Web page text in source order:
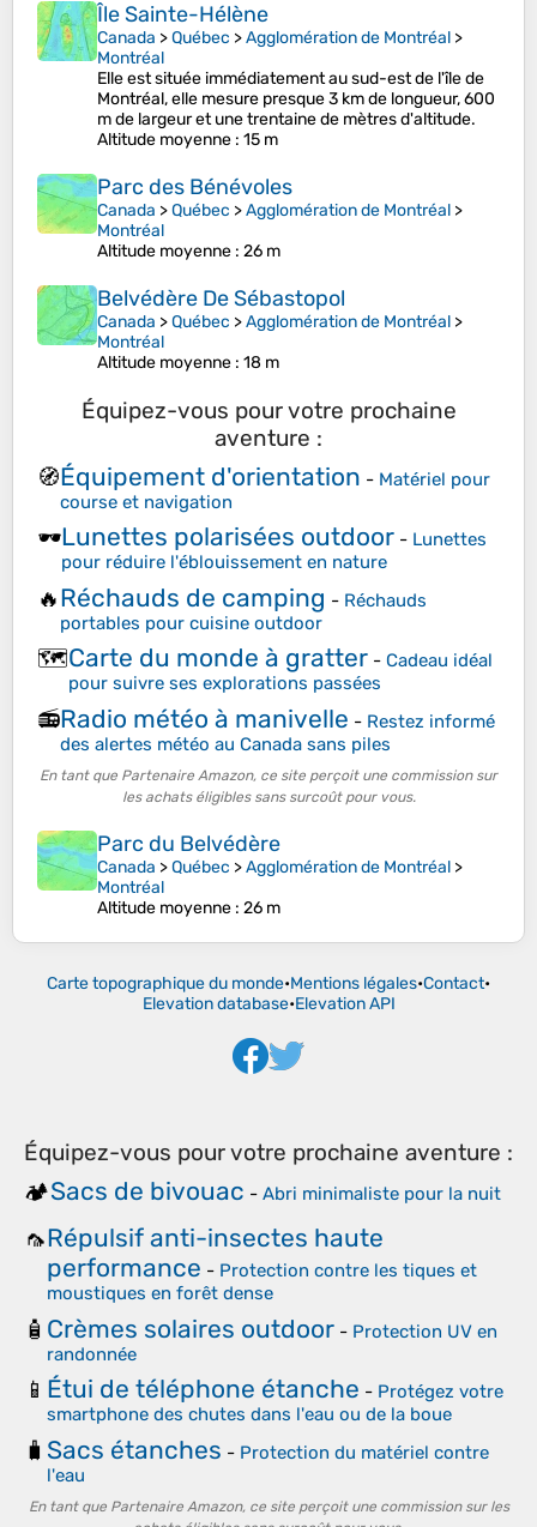
Île Sainte-Hélène
Canada >Québec >Agglomération de Montréal >
Montréal
Elle est située immédiatement au sud-est de l'île de
Montréal, elle mesure presque 3 km de longueur, 600
m de largeur et une trentaine de mètres d'altitude.
Altitude moyenne : 15 m
Parc des Bénévoles
Canada >Québec >Agglomération de Montréal >
Montréal
Altitude moyenne : 26 m
Belvédère De Sébastopol
Canada >Québec >Agglomération de Montréal >
Montréal
Altitude moyenne : 18 m
Équipez-vous pour votre prochaine
aventure :
🧭Équipement d'orientation - Matériel pour
course et navigation
🕶️Lunettes polarisées outdoor - Lunettes
pour réduire l'éblouissement en nature
🔥Réchauds de camping - Réchauds
portables pour cuisine outdoor
🗺️Carte du monde à gratter - Cadeau idéal
pour suivre ses explorations passées
📻Radio météo à manivelle - Restez informé
des alertes météo au Canada sans piles
En tant que Partenaire Amazon, ce site perçoit une commission sur
les achats éligibles sans surcoût pour vous.
Parc du Belvédère
Canada >Québec >Agglomération de Montréal >
Montréal
Altitude moyenne : 26 m
Carte topographique du monde•Mentions légales•Contact•
Elevation database•Elevation API
Équipez-vous pour votre prochaine aventure :
🏕️Sacs de bivouac - Abri minimaliste pour la nuit
🦟Répulsif anti-insectes haute
performance - Protection contre les tiques et
moustiques en forêt dense
🧴 Crèmes solaires outdoor - Protection UV en
randonnée
📱 Étui de téléphone étanche - Protégez votre
smartphone des chutes dans l'eau ou de la boue
🧳 Sacs étanches - Protection du matériel contre
l'eau
En tant que Partenaire Amazon, ce site perçoit une commission sur les